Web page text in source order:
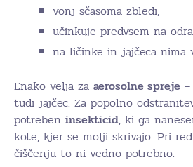
vonj sčasoma zbledi,
učinkuje predvsem na
na ličinke in jajčeca nima
Enako velja za aerosolne spreje
tudi jajčec. Za popolno
potreben insekticid, ki ga
kote, kjer se molji skrivajo. Pri
čiščenju to ni vedno potrebno.